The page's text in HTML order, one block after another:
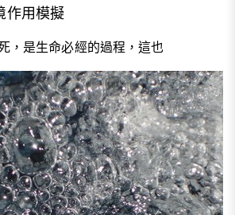
作用模擬
，是生命必經的過程，這也